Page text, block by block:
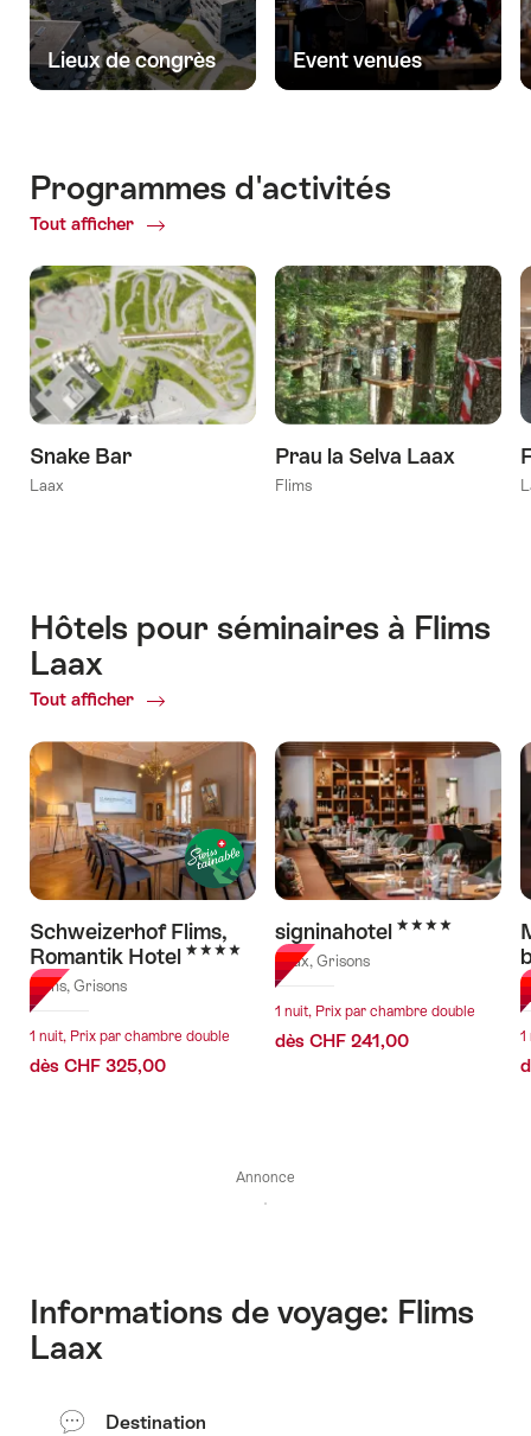
Lieux de congrès Event venues
Programmes d'activités​
Tout afficher
ofProgrammes
Snake Bar
Laax
Prau la Selva Laax
Flims
Hôtels pour séminaires à Flims
Laax
Tout afficher
of
pour
séminaires
à
Flims
Laax
Schweizerhof Flims,
Romantik Hotel 4 étoiles
Flims, Grisons
1 nuit, Prix par chambre double
dès CHF 325,00
signinahotel 4 étoiles
Laax, Grisons
1 nuit, Prix par chambre double
dès CHF 241,00 1
Annonce
Informations de voyage: Flims
Laax
Destination